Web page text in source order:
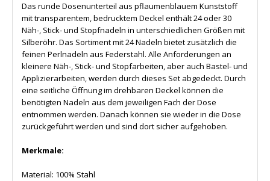
Das runde Dosenunterteil aus pflaumenblauem Kunststoff
mit transparentem, bedrucktem Deckel enthält 24 oder 30
Näh-, Stick- und Stopfnadeln in unterschiedlichen Größen mit
Silberöhr. Das Sortiment mit 24 Nadeln bietet zusätzlich die
feinen Perlnadeln aus Federstahl. Alle Anforderungen an
kleinere Näh-, Stick- und Stopfarbeiten, aber auch Bastel- und
Applizierarbeiten, werden durch dieses Set abgedeckt. Durch
eine seitliche Öffnung im drehbaren Deckel können die
benötigten Nadeln aus dem jeweiligen Fach der Dose
entnommen werden. Danach können sie wieder in die Dose
zurückgeführt werden und sind dort sicher aufgehoben.
Merkmale:
Material: 100% Stahl